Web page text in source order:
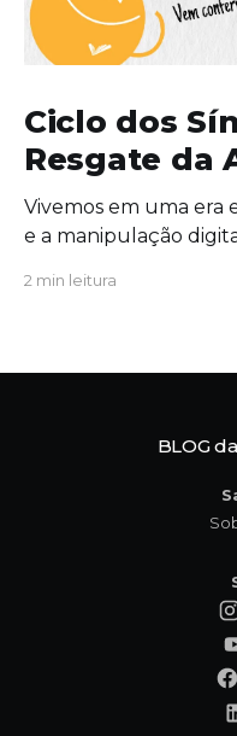
Ciclo dos
Resgate da
Vivemos em uma era
e a manipulação
exatamente nesse
verdadeira
2 min leitura
BLOG